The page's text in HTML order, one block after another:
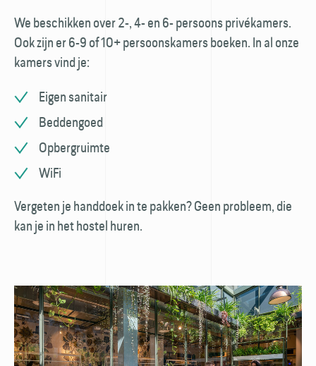
We beschikken over 2-, 4- en 6- persoons privékamers.
Ook zijn er 6-9 of 10+ persoonskamers boeken. In al onze
kamers vind je:
Eigen sanitair
Beddengoed
Opbergruimte
WiFi
Vergeten je handdoek in te pakken? Geen probleem, die
kan je in het hostel huren.